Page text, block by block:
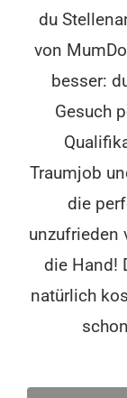
du
von
besser:
Gesuch
Traumjob
die
unzufrieden
die Hand!
natürlich